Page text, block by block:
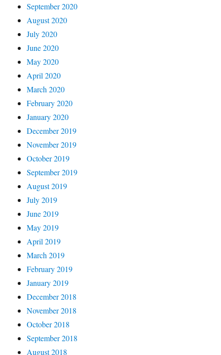
September 2020
August 2020
July 2020
June 2020
May 2020
April 2020
March 2020
February 2020
January 2020
December 2019
November 2019
October 2019
September 2019
August 2019
July 2019
June 2019
May 2019
April 2019
March 2019
February 2019
January 2019
December 2018
November 2018
October 2018
September 2018
August 2018